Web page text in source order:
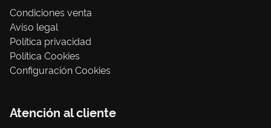
Condiciones venta
Aviso legal
Política privacidad
Política Cookies
Configuración Cookies
Atención al cliente